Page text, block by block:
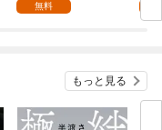
無料
もっと見る